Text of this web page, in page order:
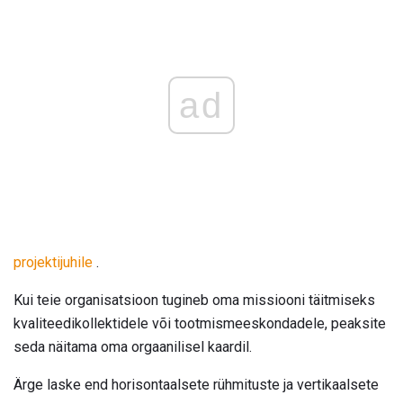
ad
projektijuhile .
Kui teie organisatsioon tugineb oma missiooni täitmiseks
kvaliteedikollektidele või tootmismeeskondadele, peaksite
seda näitama oma orgaanilisel kaardil.
Ärge laske end horisontaalsete rühmituste ja vertikaalsete